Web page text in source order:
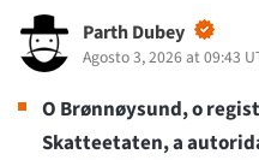
Parth Dubey
Agosto 3, 2026 at 09:43
O Brønnøysund, o
Skatteetaten, a